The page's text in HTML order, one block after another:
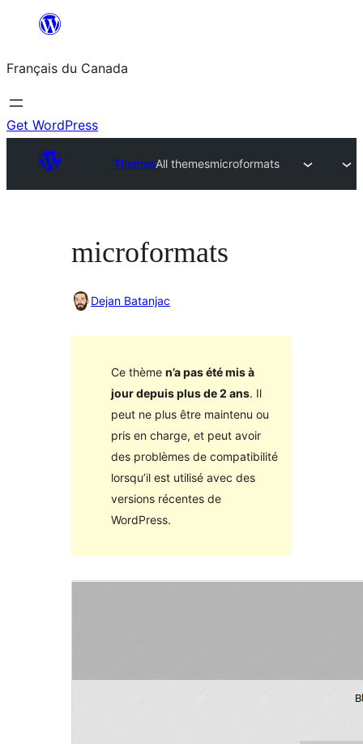
contenu
Français du Canada
Get WordPress
ThemesAll themesmicroformats
microformats
Dejan Batanjac
Ce thème n’a pas été mis à
jour depuis plus de 2 ans. Il
peut ne plus être maintenu ou
pris en charge, et peut avoir
des problèmes de compatibilité
lorsqu’il est utilisé avec des
versions récentes de
WordPress.